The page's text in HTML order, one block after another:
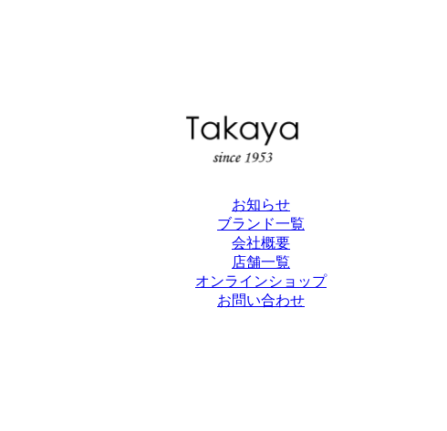
お知らせ
ブランド一覧
会社概要
店舗一覧
オンラインショップ
お問い合わせ